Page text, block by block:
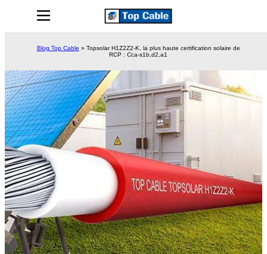
Blog Top Cable » Topsolar H1Z2Z2-K, la plus haute certification solaire de
RCP : Cca-s1b,d2,a1